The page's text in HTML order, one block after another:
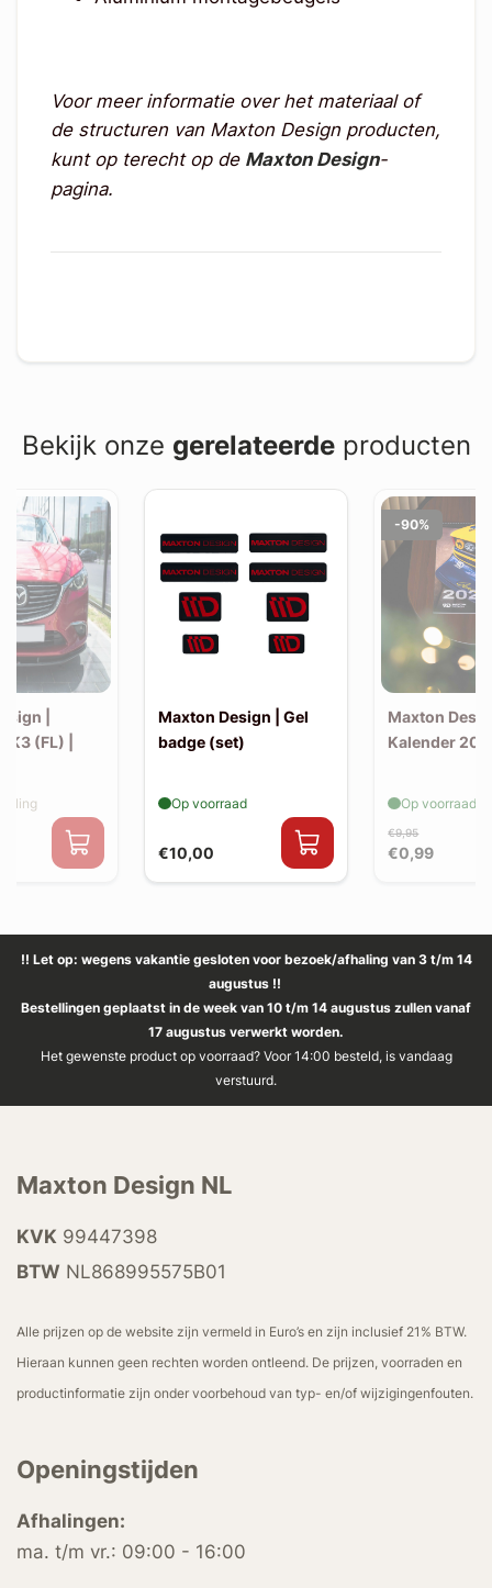
Voor meer informatie over het materiaal of
de structuren van Maxton Design producten,
kunt op terecht op de Maxton Design-
pagina.
Bekijk onze gerelateerdeproducten
|
(FL) |
Maxton Design | Gel
badge (set)
€10,00
Op voorraad
-90%
Maxton
Kalender
€9,95
€0,99
Op voorraad
!! Let op: wegens vakantie gesloten voor bezoek/afhaling van 3 t/m 14
augustus !!
Bestellingen geplaatst in de week van 10 t/m 14 augustus zullen vanaf
17 augustus verwerkt worden.
Het gewenste product op voorraad? Voor 14:00 besteld, is vandaag
verstuurd.
Maxton Design NL
KVK 99447398
BTW NL868995575B01
Alle prijzen op de website zijn vermeld in Euro’s en zijn inclusief 21% BTW.
Hieraan kunnen geen rechten worden ontleend. De prijzen, voorraden en
productinformatie zijn onder voorbehoud van typ- en/of wijzigingenfouten.
Openingstijden
Afhalingen:
ma. t/m vr.: 09:00 - 16:00